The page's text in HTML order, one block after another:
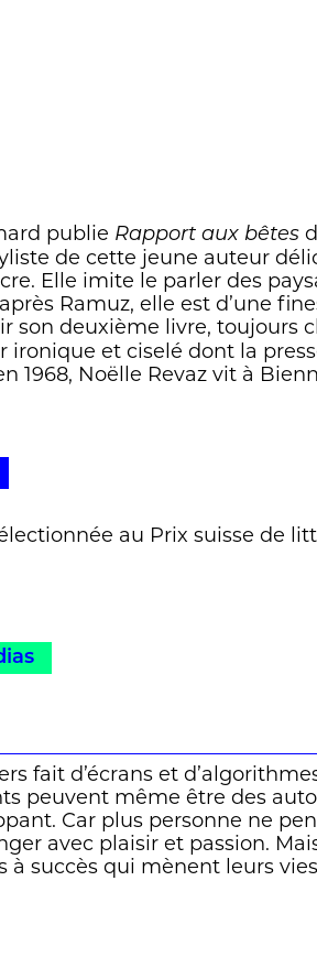
publie Rapport aux bêtes
de cette jeune auteur
Elle imite le parler des
Ramuz, elle est d’une
son deuxième livre, toujours
ironique et ciselé dont la
1968, Noëlle Revaz vit à
au Prix suisse de
fait d’écrans et
peuvent même être des
Car plus personne ne
avec plaisir et passion.
à succès qui mènent leurs